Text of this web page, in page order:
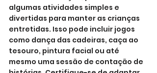
algumas atividades simples e
divertidas para manter as crianças
entretidas. Isso pode incluir jogos
como dança das cadeiras, caça ao
tesouro, pintura facial ou até
mesmo uma sessão de contação de